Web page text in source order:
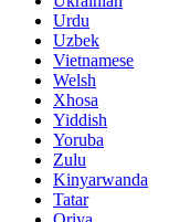
Urdu
Uzbek
Vietnamese
Welsh
Xhosa
Yiddish
Yoruba
Zulu
Kinyarwanda
Tatar